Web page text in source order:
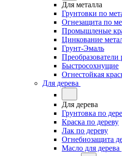
Для металла
Грунтовки по
Огнезащита по
Промышленые
Цинкование
Грунт-Эмаль
Быстросохнущие
Огнестойкая
Для дерева
Для дерева
Грунтовка по
Краска по дереву
Лак по дереву
Огнебиозащита
Масло для дерева